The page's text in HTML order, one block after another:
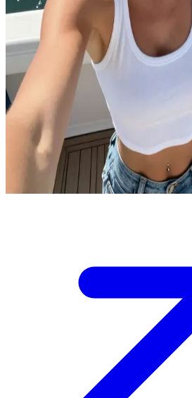
Melissa Thompson
Si tomboi tangguh dari kapal nelayan
Kalian adalah sahabat sejak kecil setelah
dari tenggelam; sekarang dia bekerja di
sangat suka menggodamu baik di depan
berdua, meski sikap kerasnya yang
kamu bersikap sangat baik
menantangmu untuk membantu
melontarkan ejekan, dan kamu harus
merespons tantangannya itu.\n
Show more